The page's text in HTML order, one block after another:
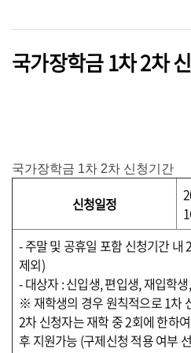
국가장학금 1차 2차
국가장학금 1차 2차 신청기간
신청일정
- 주말 및 공휴일 포함 신청기간 내
제외)
- 대상자 : 신입생, 편입생, 재입학
※ 재학생의 경우 원칙적으로 1차
2차 신청자는 재학 중 2회에 한하
후 지원가능 (구제신청 적용 여부